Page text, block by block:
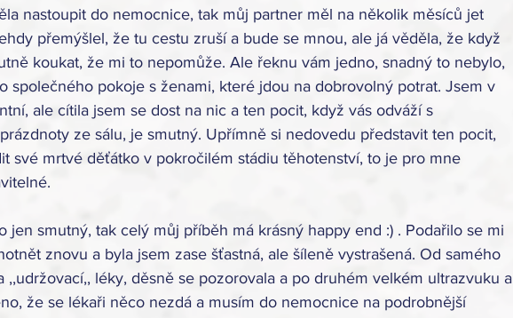
nastoupit do nemocnice, tak můj partner měl na několik měsíců jet
přemýšlel, že tu cestu zruší a bude se mnou, ale já věděla, že když
koukat, že mi to nepomůže. Ale řeknu vám jedno, snadný to nebylo,
společného pokoje s ženami, které jdou na dobrovolný potrat. Jsem v
ale cítila jsem se dost na nic a ten pocit, když vás odváží s
ze sálu, je smutný. Upřímně si nedovedu představit ten pocit,
své mrtvé děťátko v pokročilém stádiu těhotenství, to je pro mne
jen smutný, tak celý můj příběh má krásný happy end :) . Podařilo se mi
znovu a byla jsem zase šťastná, ale šíleně vystrašená. Od samého
,,udržovací,, léky, děsně se pozorovala a po druhém velkém ultrazvuku a
že se lékaři něco nezdá a musím do nemocnice na podrobnější